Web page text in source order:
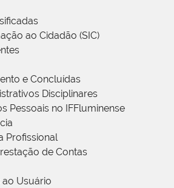
ao Cidadão (SIC)
e Concluídas
Disciplinares
Pessoais no IFFluminense
Profissional
de Contas
Usuário